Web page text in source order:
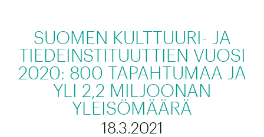
SUOMEN KULTTUURI- JA
TIEDEINSTITUUTTIEN VUOSI
2020: 800 TAPAHTUMAA JA
YLI 2,2 MILJOONAN
YLEISÖMÄÄRÄ
18.3.2021